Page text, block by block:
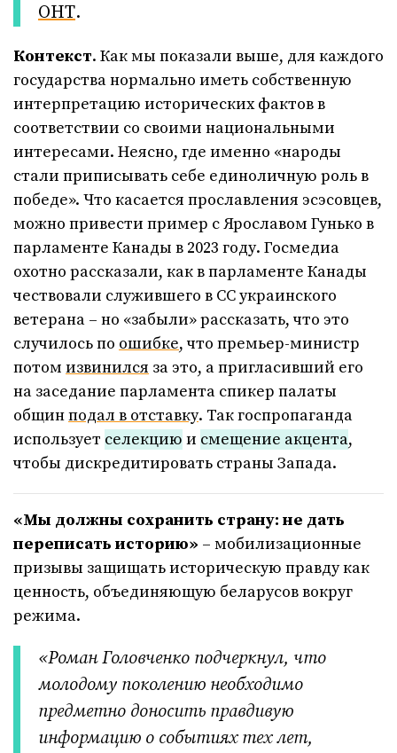
ОНТ.
Контекст. Как мы показали выше, для каждого
государства нормально иметь собственную
интерпретацию исторических фактов в
соответствии со своими национальными
интересами. Неясно, где именно «народы
стали приписывать себе единоличную роль в
победе». Что касается прославления эсэсовцев,
можно привести пример с Ярославом Гунько в
парламенте Канады в 2023 году. Госмедиа
охотно рассказали, как в парламенте Канады
чествовали служившего в СС украинского
ветерана – но «забыли» рассказать, что это
случилось по ошибке, что премьер-министр
потом извинился за это, а пригласивший его
на заседание парламента спикер палаты
общинподал в отставку. Так госпропаганда
использует селекцию и смещение акцента,
чтобы дискредитировать страны Запада.
«Мы должны сохранить страну: не дать
переписать историю» – мобилизационные
призывы защищать историческую правду как
ценность, объединяющую беларусов вокруг
режима.
«Роман Головченко подчеркнул, что
молодому поколению необходимо
предметно доносить правдивую
информацию о событиях тех лет,